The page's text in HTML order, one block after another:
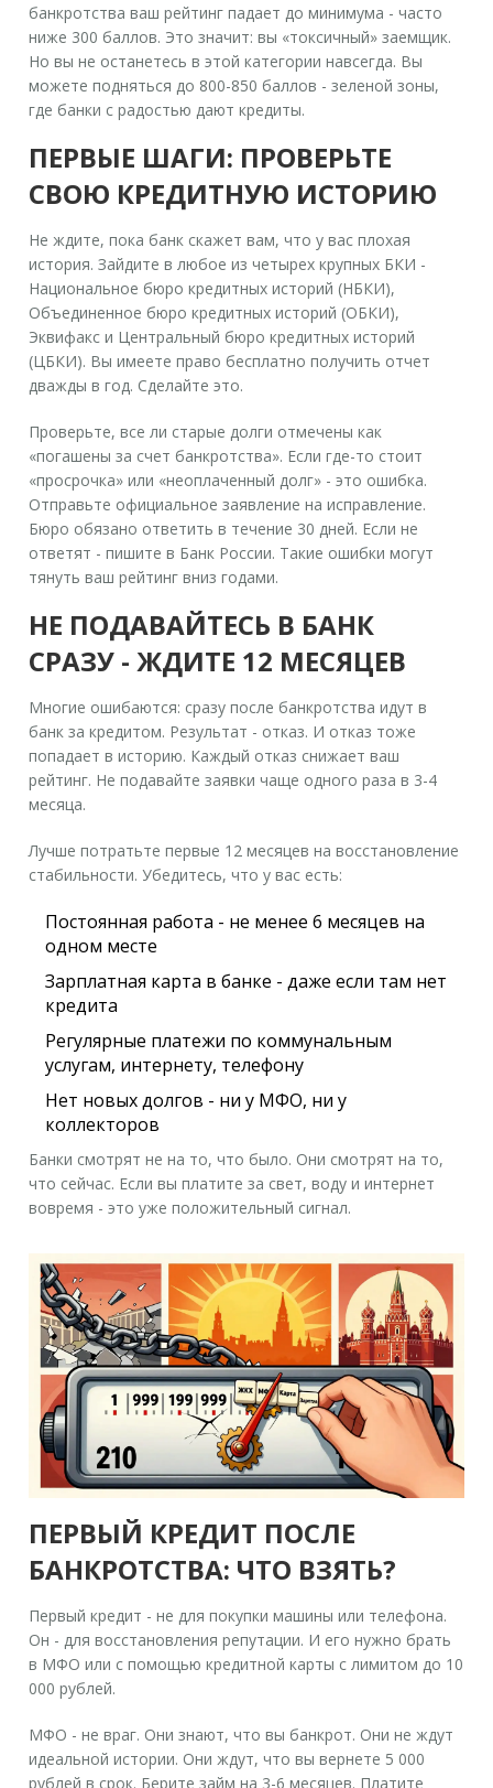
банкротства ваш рейтинг падает до минимума - часто
ниже 300 баллов. Это значит: вы «токсичный» заемщик.
Но вы не останетесь в этой категории навсегда. Вы
можете подняться до 800-850 баллов - зеленой зоны,
где банки с радостью дают кредиты.
ПЕРВЫЕ ШАГИ: ПРОВЕРЬТЕ
СВОЮ КРЕДИТНУЮ ИСТОРИЮ
Не ждите, пока банк скажет вам, что у вас плохая
история. Зайдите в любое из четырех крупных БКИ -
Национальное бюро кредитных историй (НБКИ),
Объединенное бюро кредитных историй (ОБКИ),
Эквифакс и Центральный бюро кредитных историй
(ЦБКИ). Вы имеете право бесплатно получить отчет
дважды в год. Сделайте это.
Проверьте, все ли старые долги отмечены как
«погашены за счет банкротства». Если где-то стоит
«просрочка» или «неоплаченный долг» - это ошибка.
Отправьте официальное заявление на исправление.
Бюро обязано ответить в течение 30 дней. Если не
ответят - пишите в Банк России. Такие ошибки могут
тянуть ваш рейтинг вниз годами.
НЕ ПОДАВАЙТЕСЬ В БАНК
СРАЗУ - ЖДИТЕ 12 МЕСЯЦЕВ
Многие ошибаются: сразу после банкротства идут в
банк за кредитом. Результат - отказ. И отказ тоже
попадает в историю. Каждый отказ снижает ваш
рейтинг. Не подавайте заявки чаще одного раза в 3-4
месяца.
Лучше потратьте первые 12 месяцев на восстановление
стабильности. Убедитесь, что у вас есть:
Постоянная работа - не менее 6 месяцев на
одном месте
Зарплатная карта в банке - даже если там нет
кредита
Регулярные платежи по коммунальным
услугам, интернету, телефону
Нет новых долгов - ни у МФО, ни у
коллекторов
Банки смотрят не на то, что было. Они смотрят на то,
что сейчас. Если вы платите за свет, воду и интернет
вовремя - это уже положительный сигнал.
ПЕРВЫЙ КРЕДИТ ПОСЛЕ
БАНКРОТСТВА: ЧТО ВЗЯТЬ?
Первый кредит - не для покупки машины или телефона.
Он - для восстановления репутации. И его нужно брать
в МФО или с помощью кредитной карты с лимитом до 10
000 рублей.
МФО - не враг. Они знают, что вы банкрот. Они не ждут
идеальной истории. Они ждут, что вы вернете 5 000
рублей в срок. Берите займ на 3-6 месяцев. Платите